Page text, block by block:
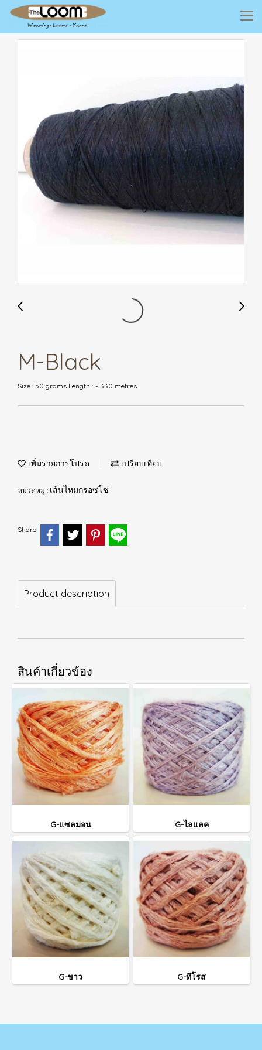
M-Black
Size : 50 grams Length : ~ 330 metres
เพิ่มรายการโปรด เปรียบเทียบ
หมวดหมู่ : เส้นไหมกรอซโซ่
Share
Product description
สินค้าเกี่ยวข้อง
G-แซลมอน G-ไลแลค
G-ขาว G-ทีโรส